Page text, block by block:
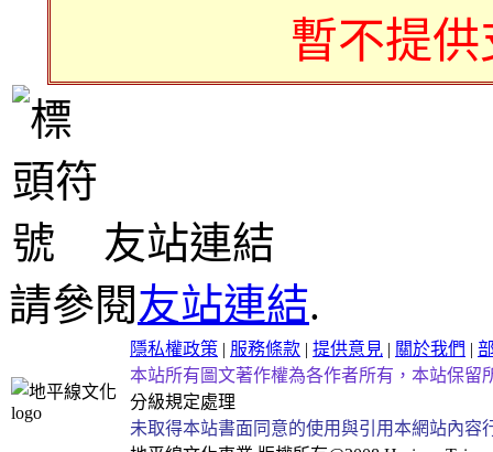
暫不提
友站連結
請參閱友站連結.
隱私權政策 | 服務條款 | 提供意見 | 關於我們 |
本站所有圖文著作權為各作者所有，本站保留
分級規定處理
未取得本站書面同意的使用與引用本網站內